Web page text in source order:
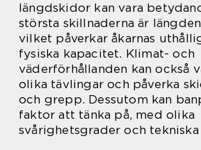
längdskidor kan vara
största skillnaderna är
vilket påverkar åkarnas
fysiska kapacitet. Klimat- och
väderförhållanden kan också
olika tävlingar och påverka
och grepp. Dessutom kan
faktor att tänka på, med olika
svårighetsgrader och tekniska